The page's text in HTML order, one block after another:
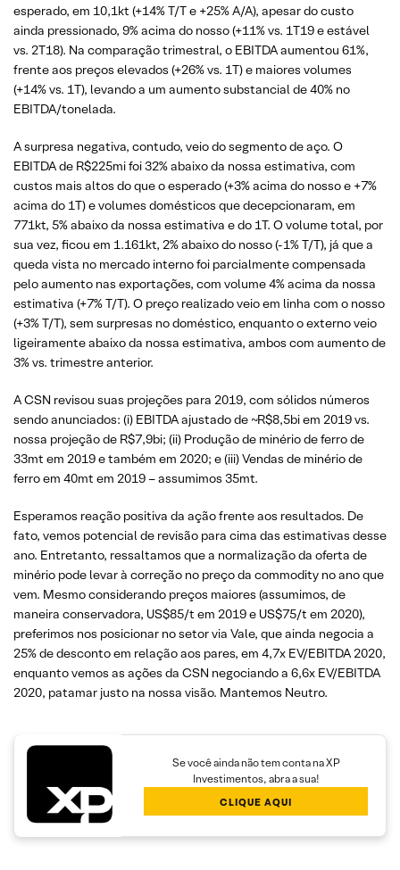
esperado, em 10,1kt (+14% T/T e +25% A/A), apesar do custo
ainda pressionado, 9% acima do nosso (+11% vs. 1T19 e estável
vs. 2T18). Na comparação trimestral, o EBITDA aumentou 61%,
frente aos preços elevados (+26% vs. 1T) e maiores volumes
(+14% vs. 1T), levando a um aumento substancial de 40% no
EBITDA/tonelada.
A surpresa negativa, contudo, veio do segmento de aço. O
EBITDA de R$225mi foi 32% abaixo da nossa estimativa, com
custos mais altos do que o esperado (+3% acima do nosso e +7%
acima do 1T) e volumes domésticos que decepcionaram, em
771kt, 5% abaixo da nossa estimativa e do 1T. O volume total, por
sua vez, ficou em 1.161kt, 2% abaixo do nosso (-1% T/T), já que a
queda vista no mercado interno foi parcialmente compensada
pelo aumento nas exportações, com volume 4% acima da nossa
estimativa (+7% T/T). O preço realizado veio em linha com o nosso
(+3% T/T), sem surpresas no doméstico, enquanto o externo veio
ligeiramente abaixo da nossa estimativa, ambos com aumento de
3% vs. trimestre anterior.
A CSN revisou suas projeções para 2019, com sólidos números
sendo anunciados: (i) EBITDA ajustado de ~R$8,5bi em 2019 vs.
nossa projeção de R$7,9bi; (ii) Produção de minério de ferro de
33mt em 2019 e também em 2020; e (iii) Vendas de minério de
ferro em 40mt em 2019 – assumimos 35mt.
Esperamos reação positiva da ação frente aos resultados. De
fato, vemos potencial de revisão para cima das estimativas desse
ano. Entretanto, ressaltamos que a normalização da oferta de
minério pode levar à correção no preço da commodity no ano que
vem. Mesmo considerando preços maiores (assumimos, de
maneira conservadora, US$85/t em 2019 e US$75/t em 2020),
preferimos nos posicionar no setor via Vale, que ainda negocia a
25% de desconto em relação aos pares, em 4,7x EV/EBITDA 2020,
enquanto vemos as ações da CSN negociando a 6,6x EV/EBITDA
2020, patamar justo na nossa visão. Mantemos Neutro.
Se você ainda não tem conta na XP
Investimentos, abra a sua!
CLIQUE AQUI